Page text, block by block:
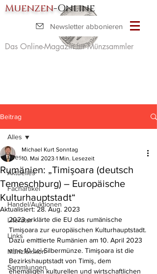
Muenzen-Online
Das Online-Magazin für Münzsammler
Newsletter abbonieren
Beitrag
Alles
Aktuelles
Fachartikel
Handel/Auktionen
Literatur
Links
Münzlexikon
Sammlungen
Alles
Rumänien: „Timişoara (deutsch
Temeschburg) – Europäische
Kulturhauptstadt“
Michael Kurt Sonntag
10. Mai 2023 1 Min. Lesezeit
Aktualisiert:28. Aug. 2023
2023 erklärte die EU das rumänische
Timişoara zur europäischen Kulturhauptstadt.
Dazu emittierte Rumänien am 10. April 2023
eine 10-Lei-Silbermünze. Timişoara ist die
Bezirkshauptstadt von Timiş, dem
ehemaligen kulturellen und wirtschaftlichen